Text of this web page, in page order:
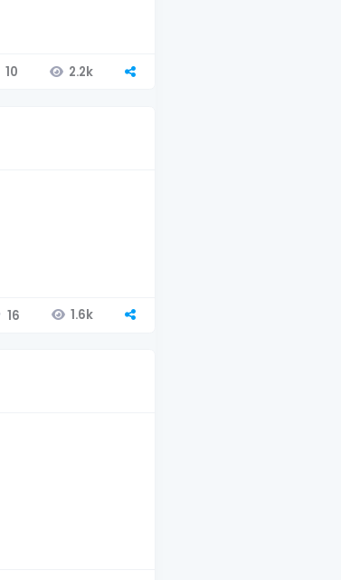
10 2.2k
16 1.6k